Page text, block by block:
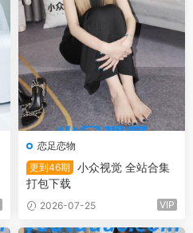
恋足恋物
更到46期
小众视觉 全站合集
打包下载
2026-07-25 VIP